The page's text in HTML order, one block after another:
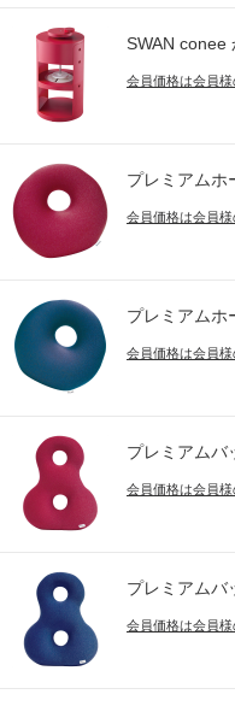
SWAN conee
会員価格は会員様
プレミアムホ
会員価格は会員様
プレミアムホ
会員価格は会員様
プレミアムバ
会員価格は会員様
プレミアムバ
会員価格は会員様